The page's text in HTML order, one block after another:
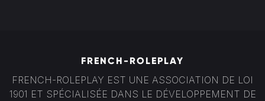
FRENCH-ROLEPLAY
FRENCH-ROLEPLAY EST UNE ASSOCIATION DE LOI
1901 ET SPÉCIALISÉE DANS LE DÉVELOPPEMENT DE